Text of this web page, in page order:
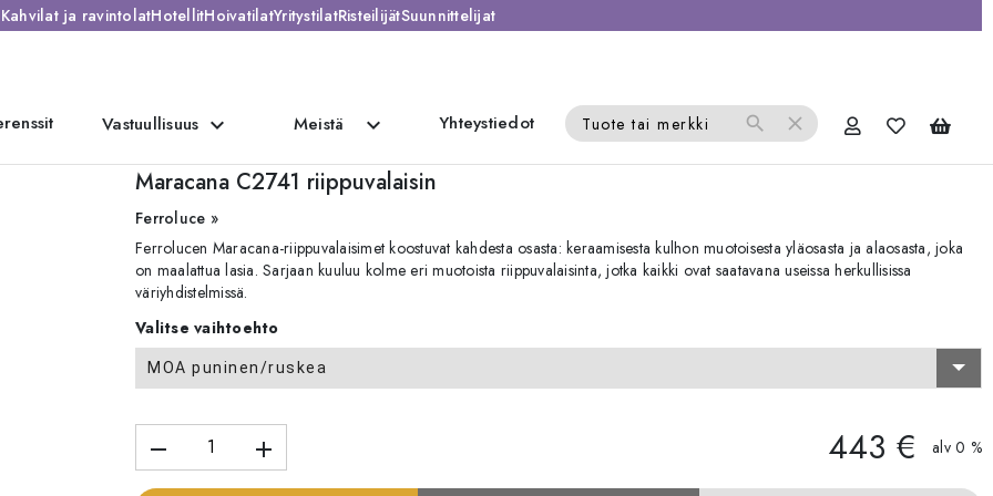
Kahvilat ja ravintolatHotellitHoivatilatYritystilatRisteilijätSuunnittelijat
Vastuullisuus expand_more Meistä expand_more Yhteystiedot Tuote tai merkki search close
Maracana C2741 riippuvalaisin
Ferroluce »
Ferrolucen Maracana-riippuvalaisimet koostuvat kahdesta osasta: keraamisesta kulhon muotoisesta yläosasta ja alaosasta, joka
on maalattua lasia. Sarjaan kuuluu kolme eri muotoista riippuvalaisinta, jotka kaikki ovat saatavana useissa herkullisissa
väriyhdistelmissä.
Valitse vaihtoehto
MOA puninen/ruskea
remove add 443 € alv 0 %